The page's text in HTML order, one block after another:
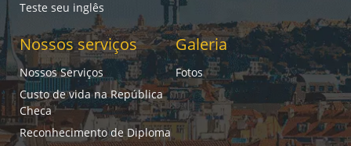
Teste seu inglês
Nossos serviços
Nossos Serviços
Custo de vida na República
Checa
Reconhecimento de Diploma
Galeria
Fotos